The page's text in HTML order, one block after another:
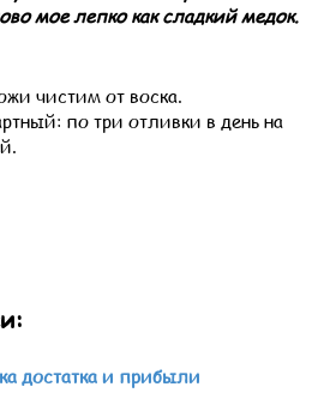
мое лепко как сладкий медок.
чистим от воска.
по три отливки в день на
достатка и прибыли